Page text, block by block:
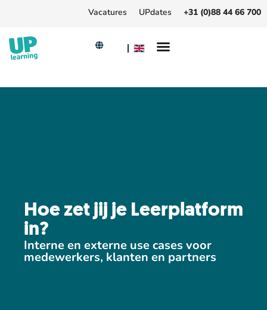
Vacatures UPdates +31 (0)88 44 66 700
Hoe zet jij je Leerplatform
in?
Interne en externe use cases voor
medewerkers, klanten en partners